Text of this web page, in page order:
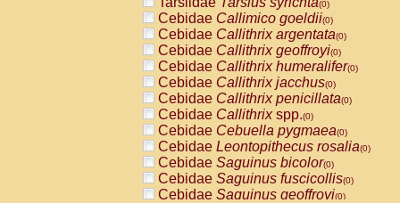
(0)
Cebidae Callimico goeldii(0)
Cebidae Callithrix argentata(0)
Cebidae Callithrix geoffroyi(0)
Cebidae Callithrix humeralifer(0)
Cebidae Callithrix jacchus(0)
Cebidae Callithrix penicillata(0)
Cebidae Callithrixspp.(0)
Cebidae Cebuella pygmaea(0)
Cebidae Leontopithecus rosalia(0)
Cebidae Saguinus bicolor(0)
Cebidae Saguinus fuscicollis(0)
Cebidae Saguinus geoffroyi(0)